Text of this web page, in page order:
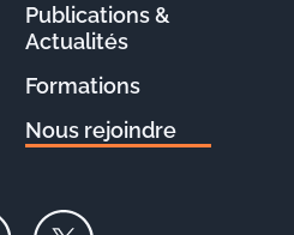
Publications &
Actualités
Formations
Nous rejoindre